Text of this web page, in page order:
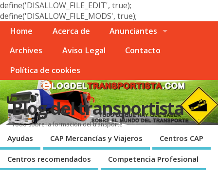
define('DISALLOW_FILE_EDIT', true);
define('DISALLOW_FILE_MODS', true);
Home
Acerca de
Anunciantes
Archives
Aviso Legal
Contacto
Polí­tica de cookies
Blog del transportista
Todo sobre la formación del transporte
Ayudas CAP Mercancí­as y Viajeros Centros CAP
Centros recomendados Competencia Profesional